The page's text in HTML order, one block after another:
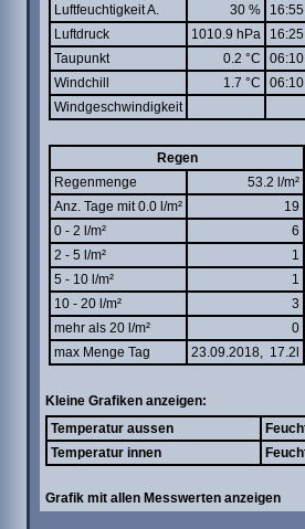
Luftfeuchtigkeit A.
30 %
Luftdruck
1010.9 hPa
Taupunkt
0.2 °C
Windchill
1.7 °C
Windgeschwindigkeit
Regen
Regenmenge
53.2 l/m²
Anz. Tage mit 0.0 l/m²
19
0 - 2 l/m²
6
2 - 5 l/m²
1
5 - 10 l/m²
1
10 - 20 l/m²
3
mehr als 20 l/m²
0
max Menge Tag
23.09.2018, 17.2l
Kleine Grafiken anzeigen:
Temperatur aussen
Temperatur innen
Grafik mit allen Messwerten anzeigen